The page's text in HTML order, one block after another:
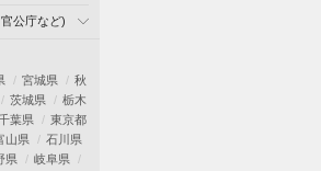
公庁など)
宮城県
秋
茨城県
栃木
葉県
東京都
山県
石川県
県
岐阜県